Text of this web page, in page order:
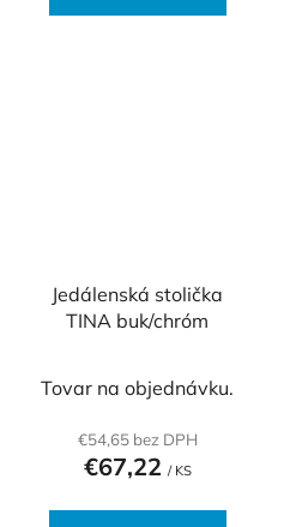
Jedálenská stolička
TINA buk/chróm
Tovar na objednávku.
€54,65 bez DPH
€67,22 / KS